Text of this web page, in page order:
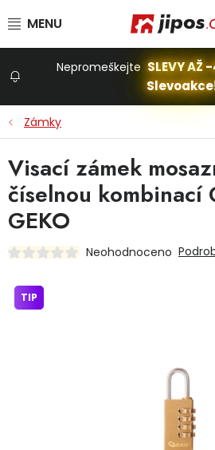
Stavba a dům
Dílna
Nepromeškejte SLEVY AŽ
Zámky
Visací zámek
číselnou kombinací
GEKO
Neohodnoceno
TIP